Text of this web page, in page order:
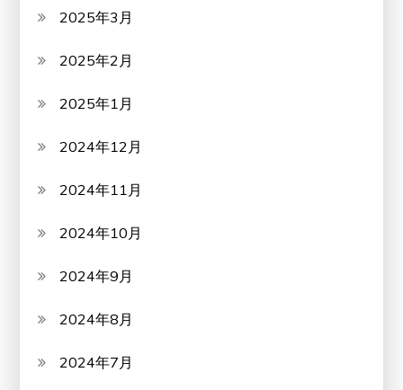
2025年3月
2025年2月
2025年1月
2024年12月
2024年11月
2024年10月
2024年9月
2024年8月
2024年7月